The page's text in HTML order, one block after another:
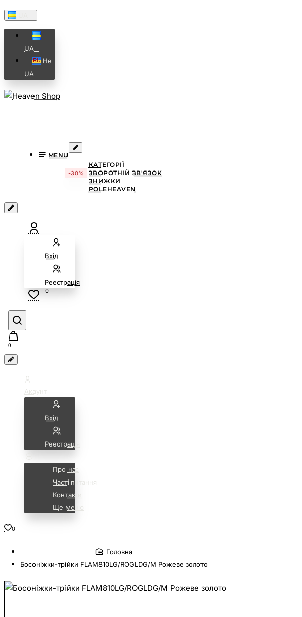
UA⠀
Не
UA
MENU
КАТЕГОРІЇ
ЗВОРОТНІЙ ЗВ'ЯЗОК
ЗНИЖКИ
-30%
POLEHEAVEN
Вхід
Реестрація
0
0
Акаунт
Вхід
Реестрація
Про нас
Часті питання
Контакти
Ще меню
0
home
Босоніжки-трійки FLAM810LG/ROGLDG/M Рожеве золото